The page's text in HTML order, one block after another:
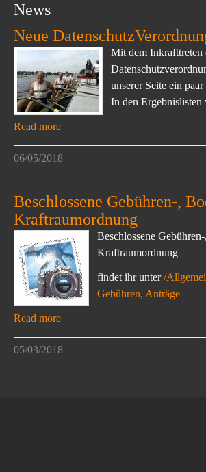
News
Neue
Mit dem Inkrafttreten
unserer Seite ein
In den Ergebnislisten
Read more
06/05/2018
Beschlossene Gebühren-,
Kraftraumordnung
Beschlossene
Kraftraumordnung
findet ihr unter/
Gebühren, Anträge
Read more
05/03/2018